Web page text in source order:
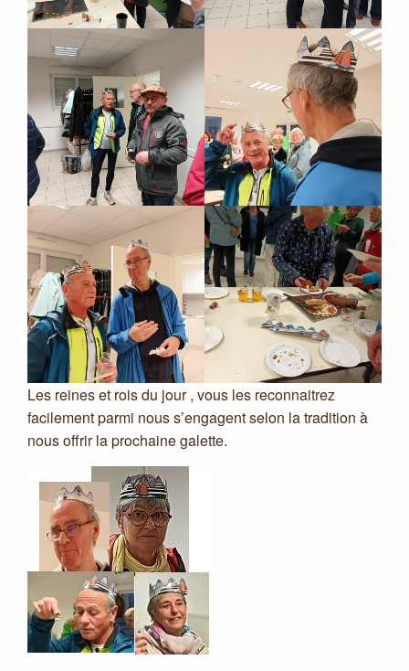
Les reines et rois du jour , vous les reconnaitrez
facilement parmi nous s’engagent selon la tradition à
nous offrir la prochaine galette.